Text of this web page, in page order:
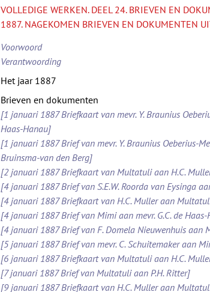
VOLLEDIGE WERKEN. DEEL 24. BRIEVEN EN
1887. NAGEKOMEN BRIEVEN EN DOKUMENTEN
Voorwoord
Verantwoording
Het jaar 1887
Brieven en dokumenten
[1 januari 1887 Briefkaart van mevr. Y. Braunius
Haas-Hanau]
[1 januari 1887 Brief van mevr. Y. Braunius Oeberius-
Bruinsma-van den Berg]
[2 januari 1887 Briefkaart van Multatuli aan H.C.
[4 januari 1887 Brief van S.E.W. Roorda van Eysinga
[4 januari 1887 Briefkaart van H.C. Muller aan
[4 januari 1887 Brief van Mimi aan mevr. G.C. de
[4 januari 1887 Brief van F. Domela Nieuwenhuis aan
[5 januari 1887 Brief van mevr. C. Schuitemaker aan
[6 januari 1887 Briefkaart van Multatuli aan H.C.
[7 januari 1887 Brief van Multatuli aan P.H. Ritter]
[9 januari 1887 Briefkaart van H.C. Muller aan